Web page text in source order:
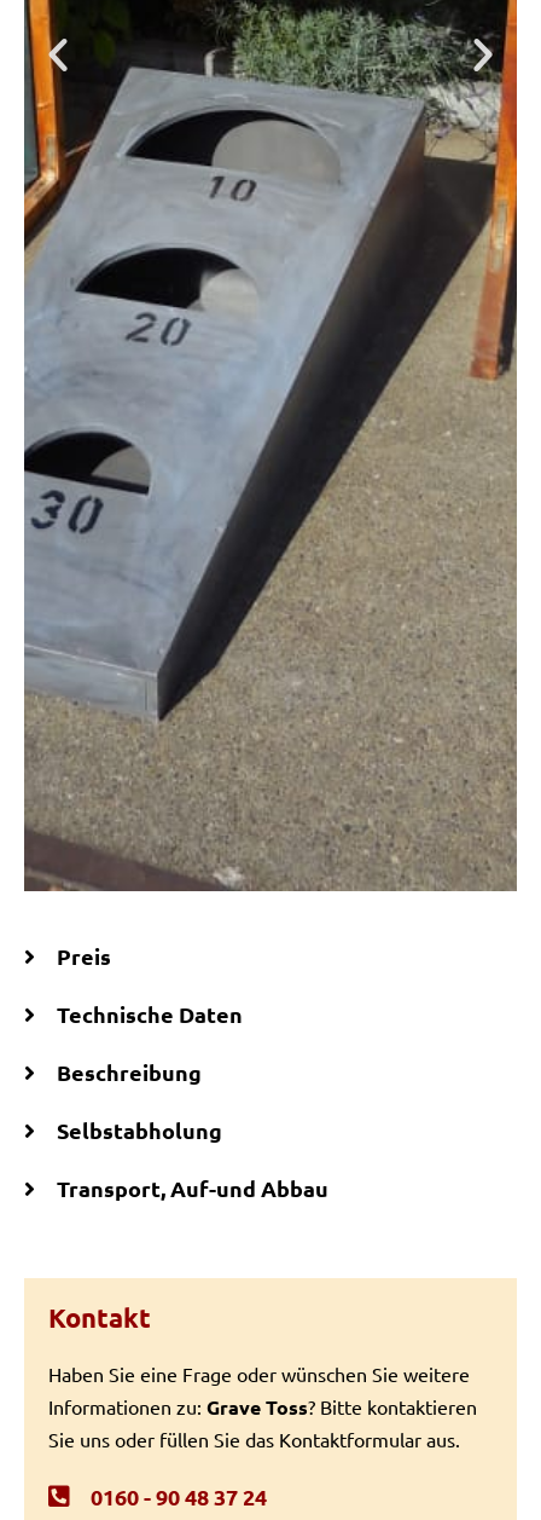
Preis
Technische Daten
Beschreibung
Selbstabholung
Transport, Auf-und Abbau
Kontakt
Haben Sie eine Frage oder wünschen Sie weitere
Informationen zu: Grave Toss? Bitte kontaktieren
Sie uns oder füllen Sie das Kontaktformular aus.
0160 - 90 48 37 24